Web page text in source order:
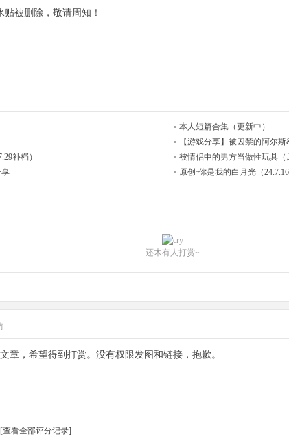
被删除，敬请周知！
本人短篇合集（更新中）
【游戏分享】被囚禁的阿尔
补档）
被情侣中的男方当做性玩具（
享
原创·你是我的白月光（24.7.16
还木有人打赏~
章，希望得到打赏。没有权限发图和链接，抱歉。
查看全部评分记录]